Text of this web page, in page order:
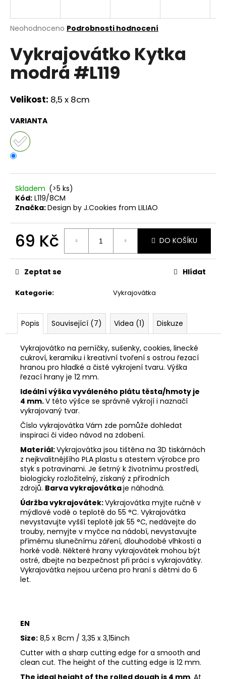
Průměrné
produktu
je
hvězdiček.
Neohodnoceno Podrobnosti hodnocení
Vykrajovátko Kytka
modrá #L119
Velikost: 8,5 x 8cm
VARIANTA
Skladem (>5 ks)
Kód: L119/8CM
Značka:Design by J.Cookies from LILIAO
69 Kč
cena:
DO KOŠÍKU
Kategorie: Vykrajovátka
Zeptat se Hlídat
Popis Související (7) Videa (1) Diskuze
Vykrajovátko na perníčky, sušenky, cookies, linecké
cukroví, keramiku i kreativní tvoření s ostrou řezací
hranou pro hladké a čisté vykrojení tvaru. Výška
řezací hrany je 12 mm.
Ideální výška vyváleného plátu těsta/hmoty je
4 mm.V této výšce se správně vykrojí i naznačí
vykrajovaný tvar.
Číslo vykrajovátka Vám zde pomůže dohledat
inspiraci či video návod na zdobení.
Materiál:Vykrajovátka jsou tištěna na 3D tiskárnách
z nejkvalitnějšího PLA plastu s atestem výrobce pro
styk s potravinami. Je šetrný k životnímu prostředí,
biologicky rozložitelný, získaný z přírodních
zdrojů. Barva vykrajovátkaje náhodná.
Údržba vykrajovátek:Vykrajovátka myjte ručně v
mýdlové vodě o teplotě do 55 °C. Vykrajovátka
nevystavujte vyšší teplotě jak 55 °C, nedávejte do
trouby, nemyjte v myčce na nádobí, nevystavujte
přímému slunečnímu záření, dlouhodobé vlhkosti a
horké vodě. Některé hrany vykrajovátek mohou být
ostré, dbejte na bezpečnost při práci s vykrajovátky.
Vykrajovátka nejsou určena pro hraní s dětmi do 6
let.
EN
Size: 8,5 x 8cm / 3,35 x 3,15inch
Cutter with a sharp cutting edge for a smooth and
clean cut. The height of the cutting edge is 12 mm.
The ideal height of the rolled dough is 4 mm. At
j
t
?
D
o
p
o
č
u
e
m
VYKRAJOVÁTKA
ZAJÍČCI
#1515
49